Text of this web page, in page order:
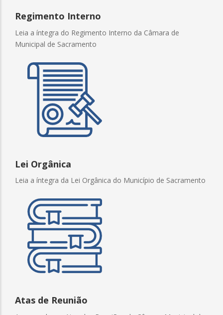
Regimento Interno
Leia a íntegra do Regimento Interno da Câmara de
Municipal de Sacramento
Lei Orgânica
Leia a íntegra da Lei Orgânica do Município de Sacramento
Atas de Reunião